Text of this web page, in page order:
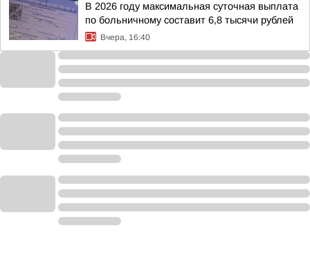
В 2026 году максимальная суточная выплата
по больничному составит 6,8 тысячи рублей
Вчера, 16:40